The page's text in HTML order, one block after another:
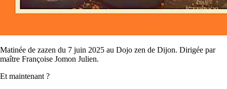
Matinée de zazen du 7 juin 2025 au Dojo zen de Dijon. Dirigée par
maître Françoise Jomon Julien.
Et maintenant ?